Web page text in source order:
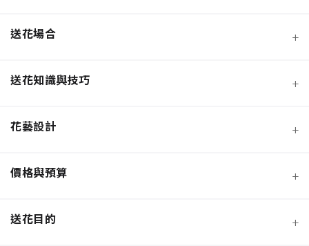
蘭花
混合花材
永生花/不凋花
盆栽/盆花
送花場合 +
送花知識與技巧 +
花藝設計 +
價格與預算 +
送花目的 +